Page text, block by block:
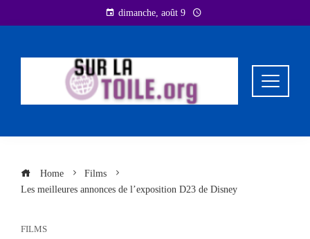
to
dimanche, août 9
Home
Films
Les meilleures annonces de l’exposition D23 de Disney
FILMS